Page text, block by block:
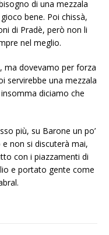
di una mezzala
bene. Poi chissà,
di Pradè, però non li
nel meglio.
ma dovevamo per forza
servirebbe una mezzala
diciamo che
più, su Barone un po’
non si discuterà mai,
con i piazzamenti di
e portato gente come